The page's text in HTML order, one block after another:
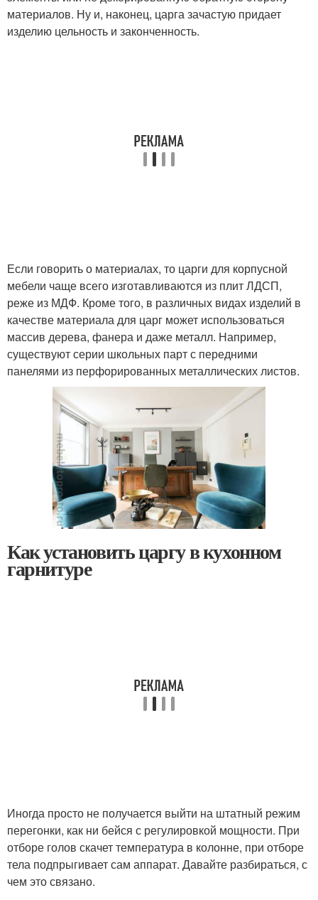
материалов. Ну и, наконец, царга зачастую придает
изделию цельность и законченность.
Если говорить о материалах, то царги для корпусной
мебели чаще всего изготавливаются из плит ЛДСП,
реже из МДФ. Кроме того, в различных видах изделий в
качестве материала для царг может использоваться
массив дерева, фанера и даже металл. Например,
существуют серии школьных парт с передними
панелями из перфорированных металлических листов.
Как установить царгу в кухонном
гарнитуре
Иногда просто не получается выйти на штатный режим
перегонки, как ни бейся с регулировкой мощности. При
отборе голов скачет температура в колонне, при отборе
тела подпрыгивает сам аппарат. Давайте разбираться, с
чем это связано.